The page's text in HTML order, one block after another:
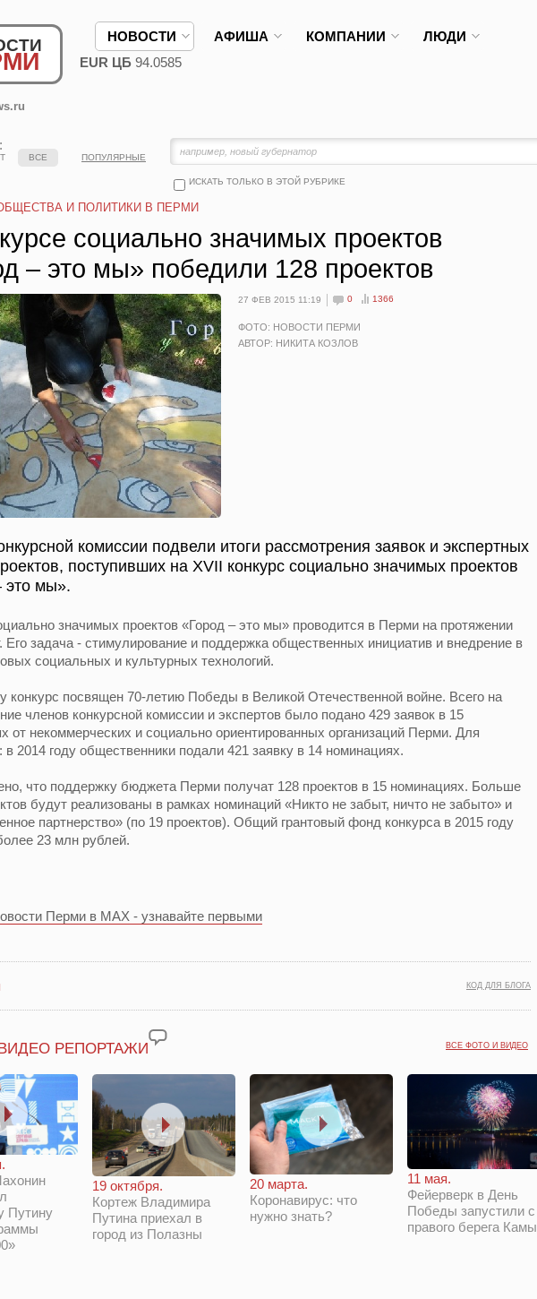
НОВОСТИ АФИША КОМПАНИИ ЛЮДИ
EUR ЦБ 94.0585
ИСКАТЬ ТОЛЬКО В ЭТОЙ РУБРИКЕ
ВСЕ ПОПУЛЯРНЫЕ
И ПОЛИТИКИ В ПЕРМИ
социально значимых проектов
– это мы» победили 128 проектов
27 ФЕВ 2015 11:19 0 1366
ФОТО: НОВОСТИ ПЕРМИ
АВТОР: НИКИТА КОЗЛОВ
комиссии подвели итоги рассмотрения заявок и экспертных
поступивших на XVII конкурс социально значимых проектов
это мы».
значимых проектов «Город – это мы» проводится в Перми на протяжении
Его задача - стимулирование и поддержка общественных инициатив и внедрение в
социальных и культурных технологий.
конкурс посвящен 70-летию Победы в Великой Отечественной войне. Всего на
членов конкурсной комиссии и экспертов было подано 429 заявок в 15
от некоммерческих и социально ориентированных организаций Перми. Для
в 2014 году общественники подали 421 заявку в 14 номинациях.
что поддержку бюджета Перми получат 128 проектов в 15 номинациях. Больше
будут реализованы в рамках номинаций «Никто не забыт, ничто не забыто» и
партнерство» (по 19 проектов). Общий грантовый фонд конкурса в 2015 году
23 млн рублей.
Перми в MAX - узнавайте первыми
КОД ДЛЯ БЛОГА
ВСЕ ФОТО И ВИДЕО
РЕПОРТАЖИ
Путину
19 октября.
Кортеж Владимира
Путина приехал в
город из Полазны
20 марта.
Коронавирус: что
нужно знать?
11 мая.
Фейерверк в День
Победы запустили с
правого берега Камы